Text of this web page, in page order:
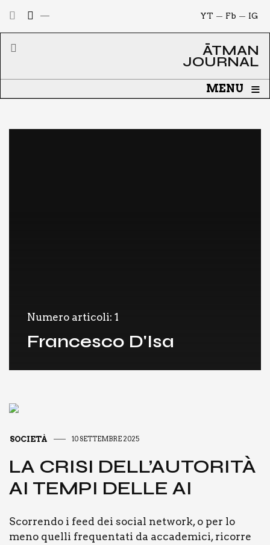
IG
Fb
YT
ĀTMAN
JOURNAL
MENU ≡
Numero articoli: 1
Francesco D'Isa
SOCIETÀ 10 SETTEMBRE 2025
LA CRI­SI DEL­L’AU­TO­RI­TÀ
AI TEM­PI DEL­LE AI
Scor­ren­do i feed dei social net­work, o per lo
meno quel­li fre­quen­ta­ti da acca­de­mi­ci, ricor­re